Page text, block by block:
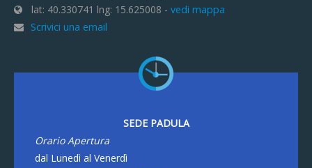
lat: 40.330741 lng: 15.625008 - vedi mappa
Scrivici una email
SEDE PADULA
Orario Apertura
dal Lunedì al Venerdì